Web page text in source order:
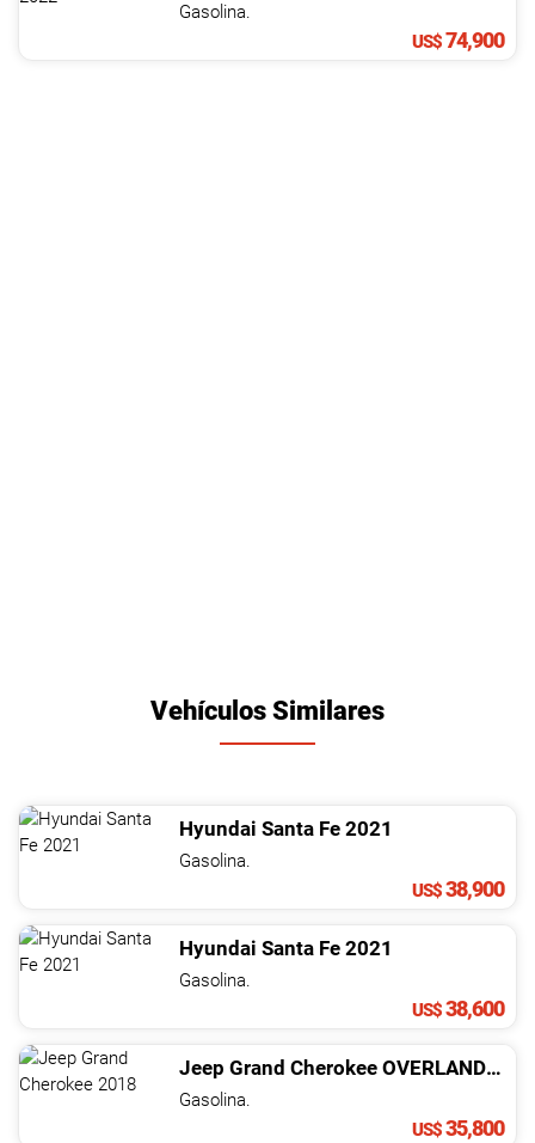
Gasolina.
US$74,900
Vehículos Similares
Hyundai Santa Fe 2021
Gasolina.
US$38,900
Hyundai Santa Fe 2021
Gasolina.
US$38,600
Jeep Grand Cherokee OVERLAND
Gasolina.
US$35,800